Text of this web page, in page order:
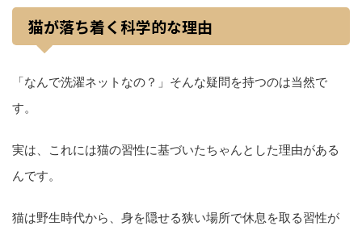
猫が落ち着く科学的な理由
「なんで洗濯ネットなの？」そんな疑問を持つのは当然で
す。
実は、これには猫の習性に基づいたちゃんとした理由がある
んです。
猫は野生時代から、身を隠せる狭い場所で休息を取る習性が